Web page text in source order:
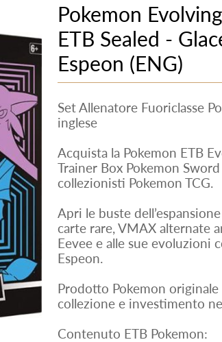
Pokemon
ETB Sealed -
Espeon (ENG)
Set Allenatore Fuoriclasse
inglese
Acquista la Pokemon ETB
Trainer Box Pokemon
collezionisti Pokemon TCG.
Apri le buste
carte rare, VMAX alternate
Eevee e alle sue evoluzioni
Espeon.
Prodotto Pokemon
collezione e investimento
Contenuto ETB Pokemon: